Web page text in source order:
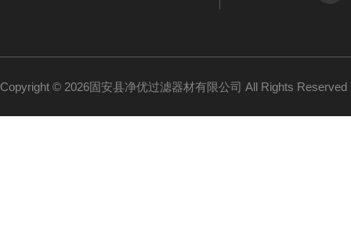
Copyright © 2026固安县净优过滤器材有限公司 All Rights